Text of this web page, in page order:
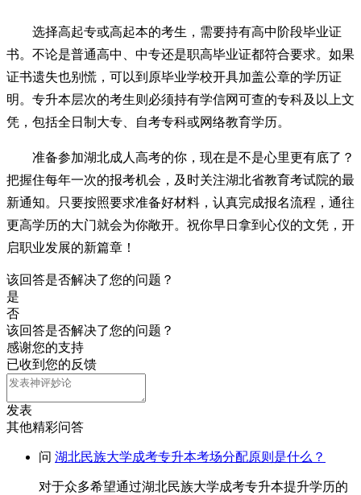
选择高起专或高起本的考生，需要持有高中阶段毕业证
书。不论是普通高中、中专还是职高毕业证都符合要求。如果
证书遗失也别慌，可以到原毕业学校开具加盖公章的学历证
明。专升本层次的考生则必须持有学信网可查的专科及以上文
凭，包括全日制大专、自考专科或网络教育学历。
准备参加湖北成人高考的你，现在是不是心里更有底了？
把握住每年一次的报考机会，及时关注湖北省教育考试院的最
新通知。只要按照要求准备好材料，认真完成报名流程，通往
更高学历的大门就会为你敞开。祝你早日拿到心仪的文凭，开
启职业发展的新篇章！
该回答是否解决了您的问题？
是
否
该回答是否解决了您的问题？
感谢您的支持
已收到您的反馈
发表
其他精彩问答
问 湖北民族大学成考专升本考场分配原则是什么？
对于众多希望通过湖北民族大学成考专升本提升学历的